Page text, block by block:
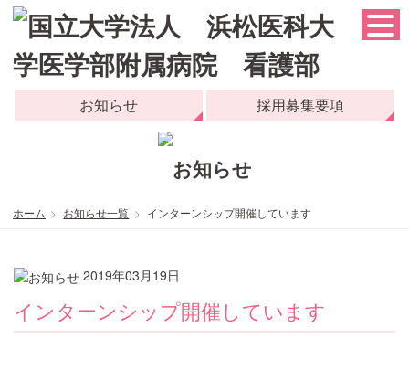
お知らせ 採用募集要項
ホーム お知らせ一覧 インターンシップ開催しています
2019年03月19日
インターンシップ開催しています